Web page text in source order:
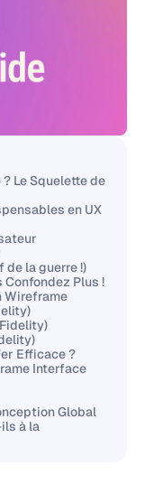
Le Squelette de
en UX
de la guerre !)
Plus !
Wireframe
Efficace ?
Interface
Global
à la